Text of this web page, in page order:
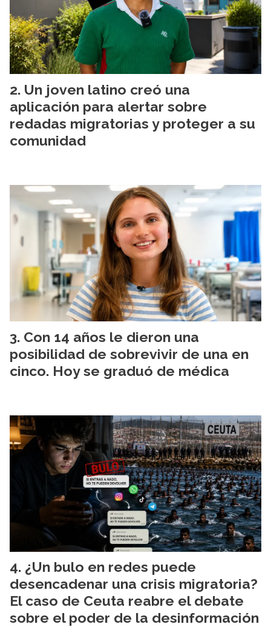
Un joven latino creó una
aplicación para alertar sobre
redadas migratorias y proteger a su
comunidad
Con 14 años le dieron una
posibilidad de sobrevivir de una en
cinco. Hoy se graduó de médica
¿Un bulo en redes puede
desencadenar una crisis migratoria?
El caso de Ceuta reabre el debate
sobre el poder de la desinformación